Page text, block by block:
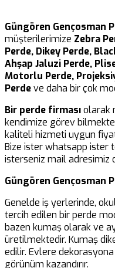
Güngören Gençosman
müşterilerimize Zebra
Perde, Dikey Perde,
Ahşap Jaluzi Perde,
Motorlu Perde,
Perdeve daha bir çok
Bir perde firmasıolarak
kendimize görev
kaliteli hizmeti uygun
Bize ister whatsapp ister
isterseniz mail adresimiz
Güngören Gençosman
Genelde iş yerlerinde,
tercih edilen bir perde
bazen kumaş olarak ve
üretilmektedir. Kumaş
edilir. Evlere
görünüm kazandırır.